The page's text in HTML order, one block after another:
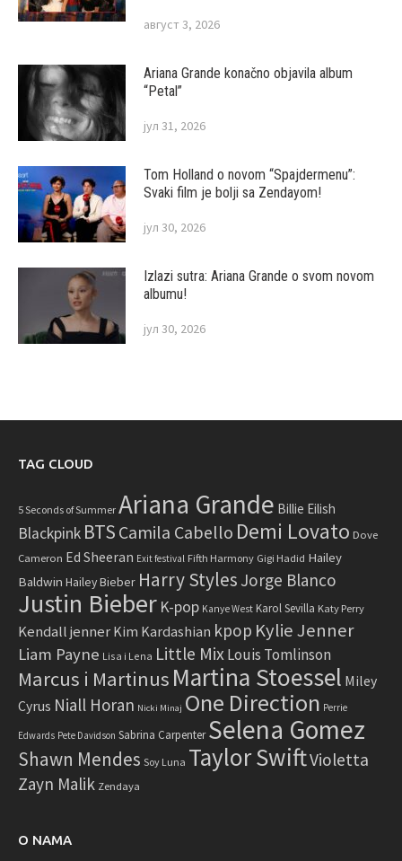
август 3, 2026
Ariana Grande konačno objavila album
“Petal”
јул 31, 2026
Tom Holland o novom “Spajdermenu”:
Svaki film je bolji sa Zendayom!
јул 30, 2026
Izlazi sutra: Ariana Grande o svom novom
albumu!
јул 30, 2026
TAG CLOUD
5 Seconds of Summer Ariana Grande Billie Eilish
Blackpink BTS Camila Cabello Demi Lovato Dove
Cameron Ed Sheeran Exit festival Fifth Harmony Gigi Hadid Hailey
Baldwin Hailey Bieber Harry Styles Jorge Blanco
Justin Bieber K-pop Kanye West Karol Sevilla Katy Perry
Kendall jenner Kim Kardashian kpop Kylie Jenner
Liam Payne Lisa i Lena Little MixLouis Tomlinson
Marcus i Martinus Martina Stoessel Miley
Cyrus Niall Horan Nicki Minaj One Direction Perrie
Edwards Pete Davidson Sabrina Carpenter Selena Gomez
Shawn Mendes Soy Luna Taylor SwiftVioletta
Zayn Malik Zendaya
O NAMA